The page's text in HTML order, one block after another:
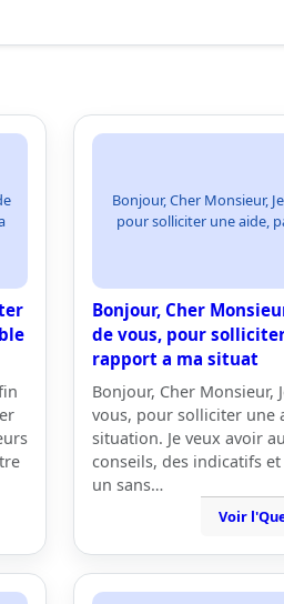
Bonjour, Cher Monsieur,
pour solliciter une aide,
Bonjour, Cher
de vous, pour
rapport a ma situat
Bonjour, Cher Monsieur,
vous, pour solliciter une
situation. Je veux avoir
conseils, des indicatifs
un sans…
Voir